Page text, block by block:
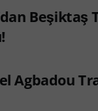
Beşiktaş
Agbadou